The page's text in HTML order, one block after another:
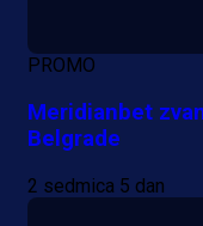
PROMO
Meridianbet
Belgrade
2 sedmica 5 dan